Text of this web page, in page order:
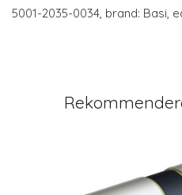
5001-2035-0034, brand: Basi,